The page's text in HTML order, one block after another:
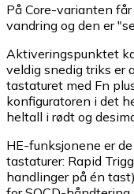
På Core-varianten
vandring og den er
Aktiveringspunktet
veldig snedig triks er
tastaturet med Fn
konfiguratoren i det
heltall i rødt og
HE-funksjonene er
tastaturer: Rapid
handlinger på én